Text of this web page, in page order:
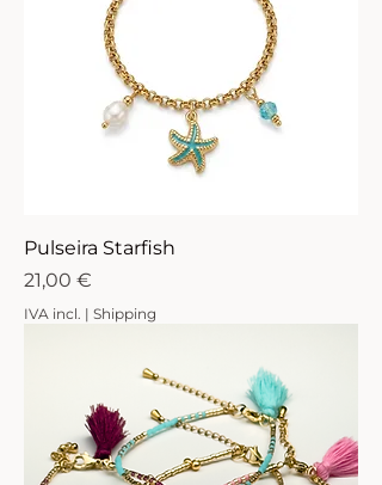
Pulseira Starfish
Preço
21,00 €
IVA incl. | Shipping